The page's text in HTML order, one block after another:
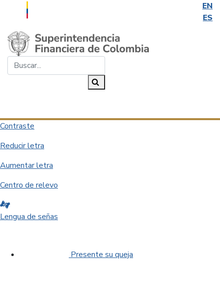
EN
ES
Saltar al contenido principal
Contraste
Reducir letra
Aumentar letra
Centro de relevo
Lengua de señas
Presente su queja